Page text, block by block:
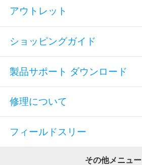
アウトレット
ショッピングガイド
製品サポート ダウンロード
修理について
フィールドスリー
その他メニュー